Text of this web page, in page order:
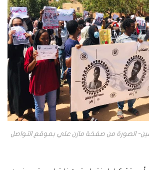
الصورة من صفخة مازن علي بموقع التواصل